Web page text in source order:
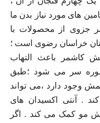
های مورد نیاز بدن ما
جزوی از محصولات با
خراسان رضوی است ؛
کاشمر باعث التهاب
سر می شود ؛طبق
وجود دارد ،می تواند
. آنتی اکسیدان های
مو کمک می کند . اگر